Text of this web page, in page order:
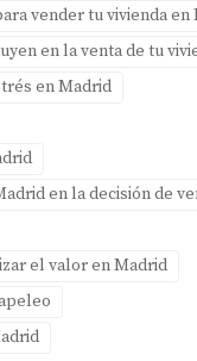
virtual?
del proveedor y
es una
ventas más
tour virtual?
y complejidad
estar listo en pocos
vender tu vivienda en
en la venta de tu
en Madrid
en la decisión de
el valor en Madrid